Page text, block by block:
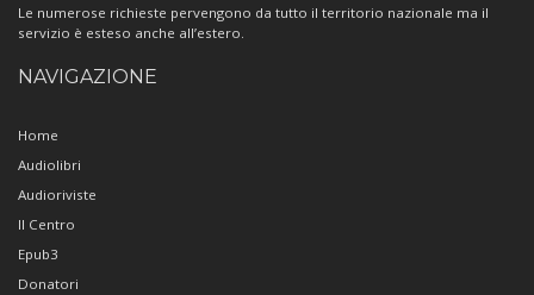
Le numerose richieste pervengono da tutto il territorio nazionale ma il
servizio è esteso anche all’estero.
NAVIGAZIONE
Home
Audiolibri
Audioriviste
Il Centro
Epub3
Donatori